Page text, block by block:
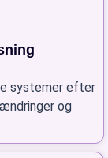
systemer efter
og